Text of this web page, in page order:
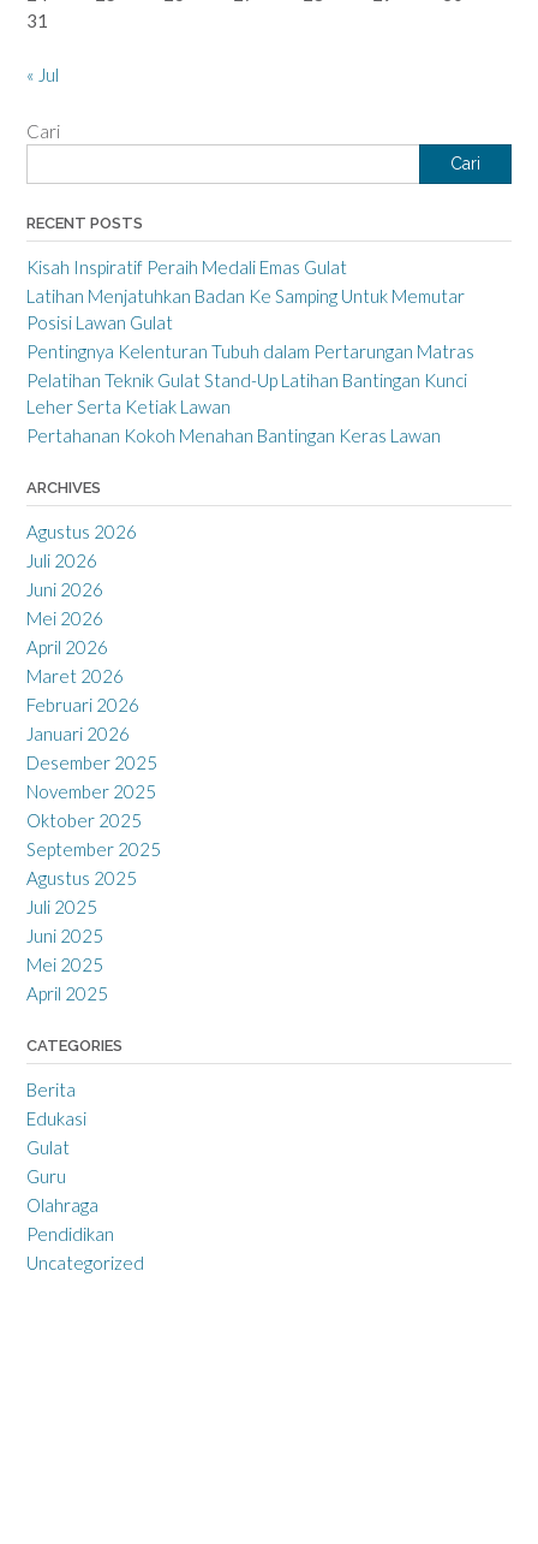
31
« Jul
Cari
Cari
RECENT POSTS
Kisah Inspiratif Peraih Medali Emas Gulat
Latihan Menjatuhkan Badan Ke Samping Untuk Memutar
Posisi Lawan Gulat
Pentingnya Kelenturan Tubuh dalam Pertarungan Matras
Pelatihan Teknik Gulat Stand-Up Latihan Bantingan Kunci
Leher Serta Ketiak Lawan
Pertahanan Kokoh Menahan Bantingan Keras Lawan
ARCHIVES
Agustus 2026
Juli 2026
Juni 2026
Mei 2026
April 2026
Maret 2026
Februari 2026
Januari 2026
Desember 2025
November 2025
Oktober 2025
September 2025
Agustus 2025
Juli 2025
Juni 2025
Mei 2025
April 2025
CATEGORIES
Berita
Edukasi
Gulat
Guru
Olahraga
Pendidikan
Uncategorized